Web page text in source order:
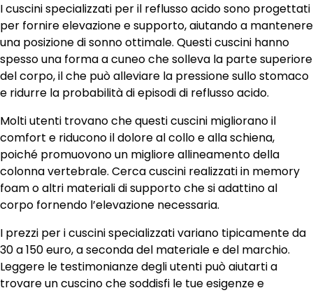
I cuscini specializzati per il reflusso acido sono progettati
per fornire elevazione e supporto, aiutando a mantenere
una posizione di sonno ottimale. Questi cuscini hanno
spesso una forma a cuneo che solleva la parte superiore
del corpo, il che può alleviare la pressione sullo stomaco
e ridurre la probabilità di episodi di reflusso acido.
Molti utenti trovano che questi cuscini migliorano il
comfort e riducono il dolore al collo e alla schiena,
poiché promuovono un migliore allineamento della
colonna vertebrale. Cerca cuscini realizzati in memory
foam o altri materiali di supporto che si adattino al
corpo fornendo l’elevazione necessaria.
I prezzi per i cuscini specializzati variano tipicamente da
30 a 150 euro, a seconda del materiale e del marchio.
Leggere le testimonianze degli utenti può aiutarti a
trovare un cuscino che soddisfi le tue esigenze e